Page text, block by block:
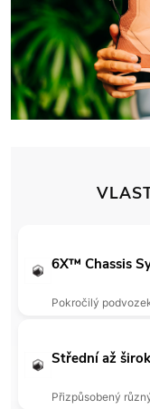
6X™ Chassis
Pokročilý
Střední až
Přizpůsobený